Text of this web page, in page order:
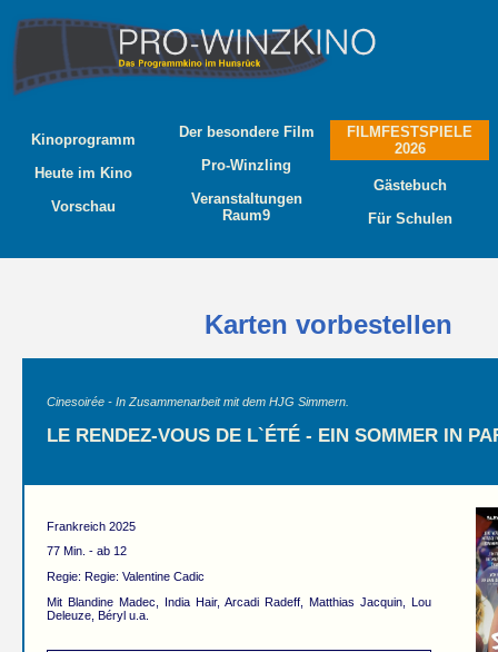
Kinoprogramm
Heute im Kino
Vorschau
Der besondere Film
Pro-Winzling
Veranstaltungen
Raum9
FILMFESTSPIELE
2026
Gästebuch
Für Schulen
Karten vorbestellen
Cinesoirée - In Zusammenarbeit mit dem HJG Simmern.
LE RENDEZ-VOUS DE L`ÉTÉ - EIN SOMMER IN
Frankreich 2025
77 Min. - ab 12
Regie: Regie: Valentine Cadic
Mit Blandine Madec, India Hair, Arcadi Radeff, Matthias Jacquin, Lou
Deleuze, Béryl u.a.